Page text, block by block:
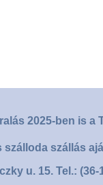
2025-ben is a
szálloda szállás
u. 15. Tel.: